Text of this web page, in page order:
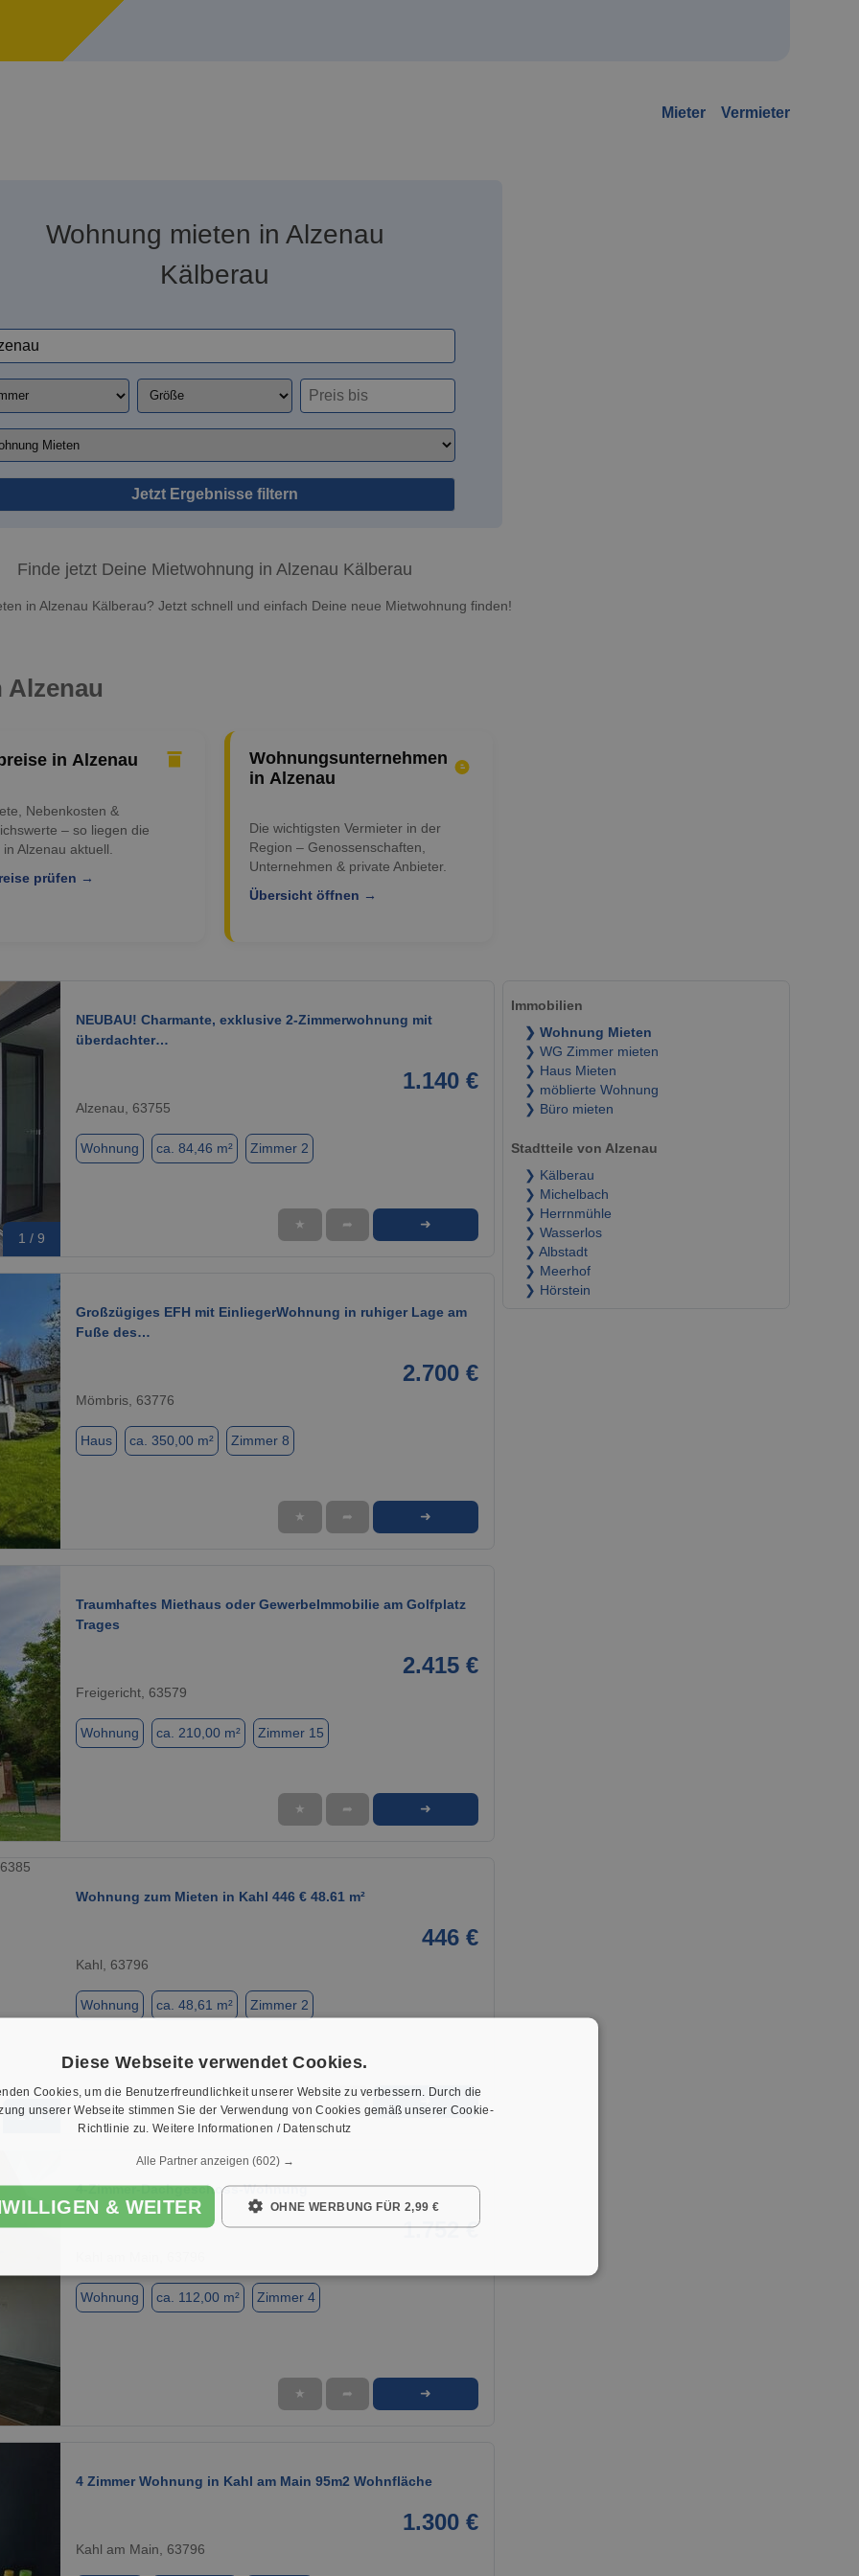
Mieter Vermieter
Wohnung mieten in Alzenau
Kälberau
Jetzt Ergebnisse filtern
Finde jetzt Deine Mietwohnung in Alzenau Kälberau
in Alzenau Kälberau? Jetzt schnell und einfach Deine neue Mietwohnung finden!
in Alzenau
Nebenkosten &
– so liegen die
Alzenau aktuell.
prüfen →
Wohnungsunternehmen
in Alzenau
Die wichtigsten Vermieter in der
Region – Genossenschaften,
Unternehmen & private Anbieter.
Übersicht öffnen →
1 / 9
NEUBAU! Charmante, exklusive 2-Zimmerwohnung mit
überdachter…
1.140 €
Alzenau, 63755
Wohnung ca. 84,46 m² Zimmer 2
★ ➦ ➜
1 / 16
Großzügiges EFH mit EinliegerWohnung in ruhiger Lage am
Fuße des…
2.700 €
Mömbris, 63776
Haus ca. 350,00 m² Zimmer 8
★ ➦ ➜
1 / 19
Traumhaftes Miethaus oder GewerbeImmobilie am Golfplatz
Trages
2.415 €
Freigericht, 63579
Wohnung ca. 210,00 m² Zimmer 15
★ ➦ ➜
1 / 1
Wohnung zum Mieten in Kahl 446 € 48.61 m²
446 €
Kahl, 63796
Wohnung ca. 48,61 m² Zimmer 2
4-Zimmer-Dachgeschoss-Wohnung
1.752 €
Wohnung ca. 112,00 m² Zimmer 4
★ ➦ ➜
4 Zimmer Wohnung in Kahl am Main 95m2 Wohnfläche
1.300 €
Kahl am Main, 63796
Immobilien
❯ Wohnung Mieten
❯ WG Zimmer mieten
❯ Haus Mieten
❯ möblierte Wohnung
❯ Büro mieten
Stadtteile von Alzenau
❯ Kälberau
❯ Michelbach
❯ Herrnmühle
❯ Wasserlos
❯ Albstadt
❯ Meerhof
❯ Hörstein
Diese Webseite verwendet Cookies.
Cookies, um die Benutzerfreundlichkeit unserer Website zu verbessern. Durch die
unserer Webseite stimmen Sie der Verwendung von Cookies gemäß unserer Cookie-
Richtlinie zu. Weitere Informationen / Datenschutz
Alle Partner anzeigen (602) →
& WEITER OHNE WERBUNG FÜR 2,99 €